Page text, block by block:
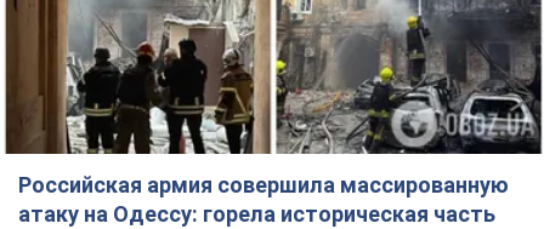
Российская армия совершила массированную
атаку на Одессу: горела историческая часть